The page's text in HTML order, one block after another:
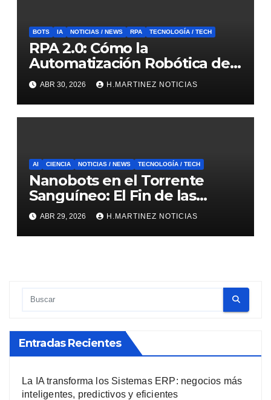
BOTS IA NOTICIAS / NEWS RPA TECNOLOGÍA / TECH
RPA 2.0: Cómo la
Automatización Robótica de
Procesos está redefiniendo la
eficiencia operativa
ABR 30, 2026 H.MARTINEZ NOTICIAS
AI CIENCIA NOTICIAS / NEWS TECNOLOGÍA / TECH
Nanobots en el Torrente
Sanguíneo: El Fin de las
Cirugías Invasivas tal como las
Conocemos
ABR 29, 2026 H.MARTINEZ NOTICIAS
Entradas Recientes
La IA transforma los Sistemas ERP: negocios más
inteligentes, predictivos y eficientes